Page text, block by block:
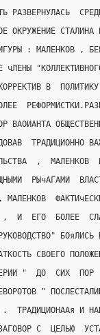
РАЗВЕРНУЛАСЬ
ОКРУЖЕНИЕ
: МАЛЕНКОВ ,
чЛЕНЫ
В
ВАОИАНТА
ТРАДИЦИОННО
,  МАЛЕНКОВ
РЫчАГАМИ
МАЛЕНКОВ
И  ЕГО  БОЛЕЕ
СВОЕГО
"  ДО  СИХ  ПОР
"
.  ТРАДИЦИОНААя И
С  ЦЕЛЬЮ